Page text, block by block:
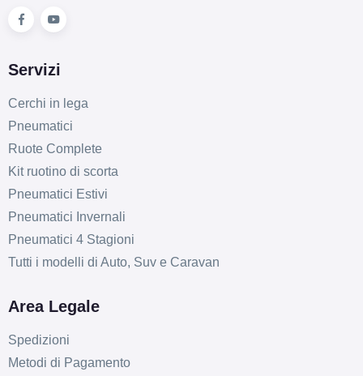
Servizi
Cerchi in lega
Pneumatici
Ruote Complete
Kit ruotino di scorta
Pneumatici Estivi
Pneumatici Invernali
Pneumatici 4 Stagioni
Tutti i modelli di Auto, Suv e Caravan
Area Legale
Spedizioni
Metodi di Pagamento